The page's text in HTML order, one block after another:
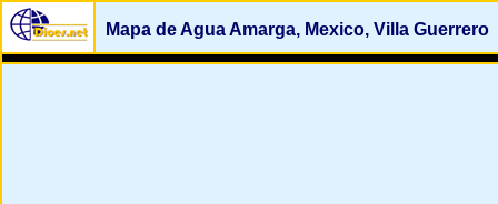
Mapa de Agua Amarga, Mexico, Villa Guerrero